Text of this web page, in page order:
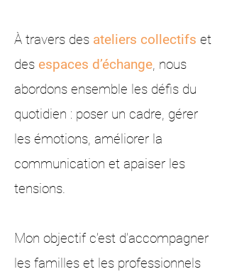
À travers des ateliers collectifs et
des espaces d’échange, nous
abordons ensemble les défis du
quotidien : poser un cadre, gérer
les émotions, améliorer la
communication et apaiser les
tensions.
​Mon objectif c’est d’accompagner
les familles et les professionnels